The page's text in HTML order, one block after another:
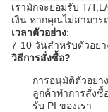
เรามักจะยอมรับ T/
เงิน หากคุณไม่สามาร
เวลาตัวอย่าง:
7-10 วันสําหรับตัวอย่
วิธีการสั่งซื้อ?
การอนุมัติตัวอย่าง
ลูกค้าทําการสั่งซื้
รับ PI ของเรา